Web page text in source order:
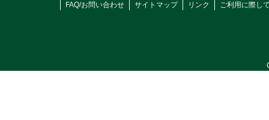
FAQ/お問い合わせ
サイトマップ リンク ご利用に際し